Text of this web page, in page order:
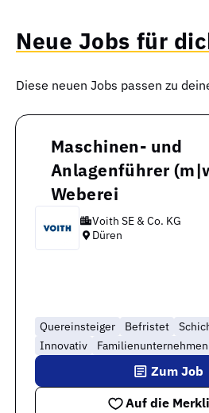
Neue Jobs für
Diese neuen Jobs passen zu
Maschinen- und
Anlagenführer
Weberei
Voith SE & Co. KG
Düren
Quereinsteiger Befristet
Innovativ
Familienunternehmen
Auf die
Zum Job